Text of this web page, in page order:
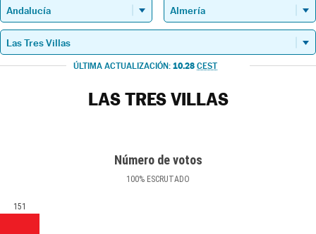
ÚLTIMA ACTUALIZACIÓN: 10.28 CEST
LAS TRES VILLAS
Número de votos
100% ESCRUTADO
151